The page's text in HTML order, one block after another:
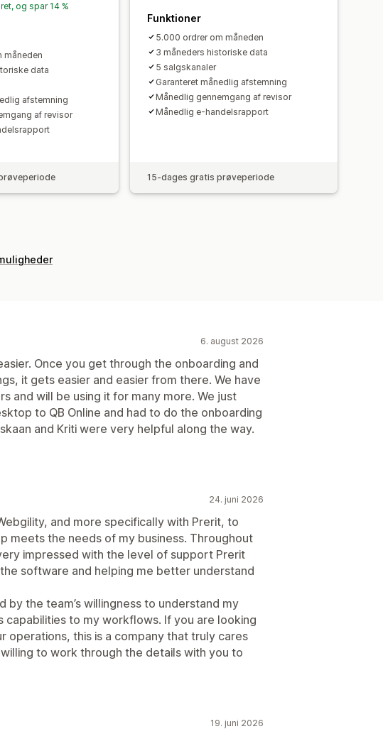
og spar 14 %
måneden
data
afstemning
af revisor
Funktioner
5.000 ordrer om måneden
3 måneders historiske data
5 salgskanaler
Garanteret månedlig afstemning
Månedlig gennemgang af revisor
Månedlig e-handelsrapport
15-dages gratis prøveperiode
6. august 2026
Once you get through the onboarding and
it gets easier and easier from there. We have
and will be using it for many more. We just
to QB Online and had to do the onboarding
and Kriti were very helpful along the way.
24. juni 2026
and more specifically with Prerit, to
meets the needs of my business. Throughout
impressed with the level of support Prerit
software and helping me better understand
by the team’s willingness to understand my
capabilities to my workflows. If you are looking
operations, this is a company that truly cares
to work through the details with you to
19. juni 2026